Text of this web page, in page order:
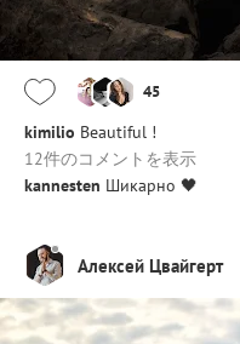
45
kimilio Beautiful !
12件のコメントを表示
kannesten Шикарно 🖤
Алексей Цвайгерт